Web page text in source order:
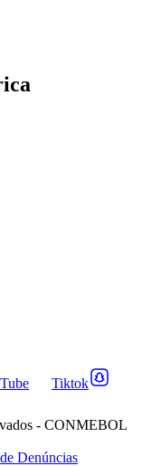
Tiktok
- CONMEBOL
Denúncias